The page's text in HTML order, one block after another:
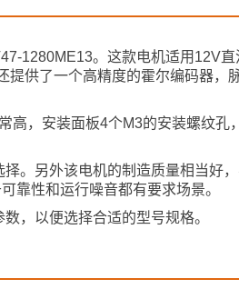
1280ME13。这款电机适用12V
供了一个高精度的霍尔编码器，
高，安装面板4个M3的安装螺纹孔
。另外该电机的制造质量相当好
靠性和运行噪音都有要求场景。
，以便选择合适的型号规格。